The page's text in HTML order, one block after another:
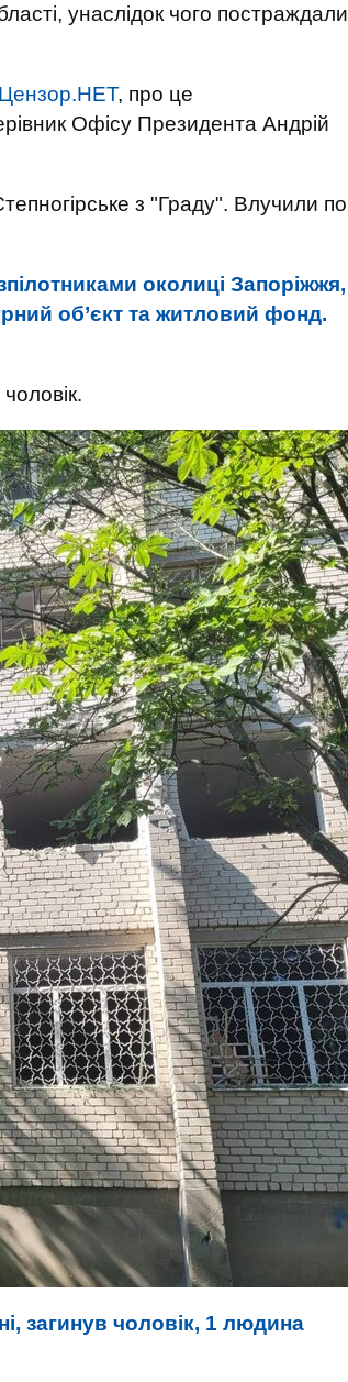
унаслідок чого постраждали
Цензор.НЕТ, про це
Офісу Президента Андрій
з "Граду". Влучили по
околиці Запоріжжя,
об’єкт та житловий фонд.
загинув чоловік, 1 людина